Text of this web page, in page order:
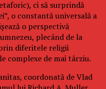
ci să surprindă
o constantă universală a
o perspectivă
plecând de la
diferitele religii
complexe de mai târziu.
coordonată de Vlad